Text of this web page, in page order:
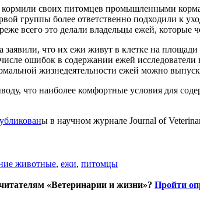
своих питомцев промышленными
группы более ответственно подходили к
всего это делали владельцы ежей, которые
заявили, что их ежи живут в клетке на
ошибок в содержании ежей
жизнедеятельности ежей можно
что наиболее комфортные условия для
ы в научном журнале Journal of
животные, ежи, питомцы
«Ветеринарии и жизни»? Пройти